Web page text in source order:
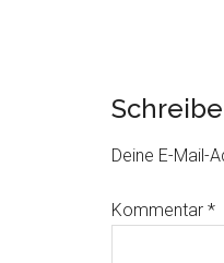
Deine E-Mail-
Kommentar *